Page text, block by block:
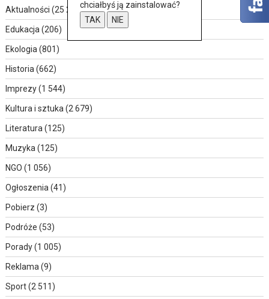
Aktualności (25 239)
Edukacja (206)
Ekologia (801)
Historia (662)
Imprezy(1 544)
Kultura i sztuka (2 679)
Literatura (125)
Muzyka (125)
NGO (1 056)
Ogłoszenia (41)
Pobierz (3)
Podróże (53)
Porady(1 005)
Reklama (9)
Sport(2 511)
chciałbyś ją zainstalować?
TAK
NIE